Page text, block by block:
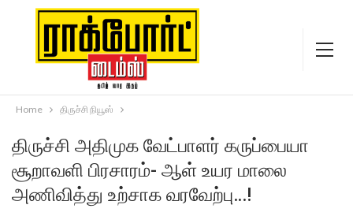
Home திருச்சி நியூஸ்
திருச்சி அதிமுக வேட்பாளர் கருப்பையா
சூறாவளி பிரசாரம்- ஆள் உயர மாலை
அணிவித்து உற்சாக வரவேற்பு…!